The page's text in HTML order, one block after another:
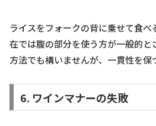
ライスをフォークの背に乗せて食
在では腹の部分を使う方が一般的と
方法でも構いませんが、一貫性を保
6. ワインマナーの失敗